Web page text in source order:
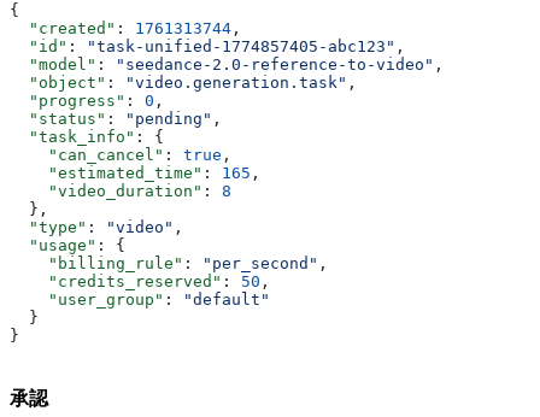
{
  "created"
: 1761313744 ,
  "id"
: "task-unified-1774857405-abc123" ,
  "model"
: "seedance-2.0-reference-to-video" ,
  "object"
: "video.generation.task" ,
  "progress"
: 0 ,
  "status"
: "pending" ,
  "task_info"
: {
    "can_cancel"
: true ,
    "estimated_time"
: 165 ,
    "video_duration"
: 8
  },
  "type"
: "video" ,
  "usage"
: {
    "billing_rule"
: "per_second" ,
    "credits_reserved"
: 50 ,
    "user_group"
:
"default"
  }
}
承認